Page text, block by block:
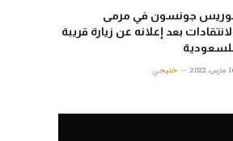
جونسون في مرمى
بعد إعلانه عن زيارة قريبة
2022 خليجي